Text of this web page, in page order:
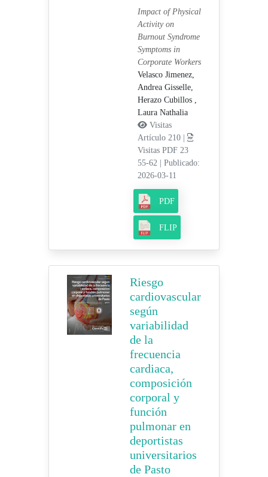
Impact of Physical
Activity on
Burnout Syndrome
Symptoms in
Corporate Workers
Velasco Jimenez,
Andrea Gisselle,
Herazo Cubillos ,
Laura Nathalia
Visitas
Artículo 210 |
Visitas PDF 23
55-62
Publicado:
2026-03-11
PDF
FLIP
Riesgo
cardiovascular
según
variabilidad
de la
frecuencia
cardiaca,
composición
corporal y
función
pulmonar en
deportistas
universitarios
de Pasto